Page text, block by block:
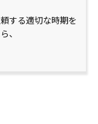
する適切な時期を
、